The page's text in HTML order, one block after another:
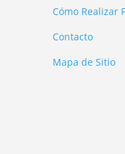
Cómo Realizar
Contacto
Mapa de Sitio